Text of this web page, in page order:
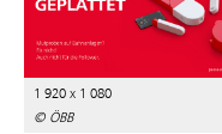
1 920 x 1 080
© ÖBB